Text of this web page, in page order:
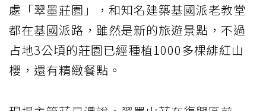
處「翠墨莊園」，和知名建築基國派老教堂
都在基國派路，雖然是新的旅遊景點，不過
占地3公頃的莊園已經種植1000多棵緋紅山
櫻，還有精緻餐點。